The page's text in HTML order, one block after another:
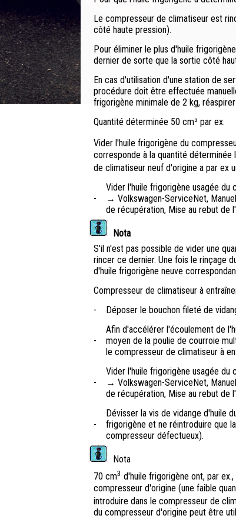
Le compresseur de climatiseur est
côté haute pression).
Pour éliminer le plus d'huile
dernier de sorte que la sortie côté
En cas d'utilisation d'une station de
procédure doit être effectuée
frigorigène minimale de 2 kg,
Quantité déterminée 50 cm³ par ex.
Vider l'huile frigorigène du
corresponde à la quantité
de climatiseur neuf d'origine a par ex
-
Vider l'huile frigorigène usagée du
→ Volkswagen-ServiceNet,
de récupération, Mise au rebut de
Nota
S'il n'est pas possible de vider une
rincer ce dernier. Une fois le rinçage
d'huile frigorigène neuve
Compresseur de climatiseur à
-
Déposer le bouchon fileté de
-
Afin d'accélérer l'écoulement de
moyen de la poulie de courroie
le compresseur de climatiseur à
-
Vider l'huile frigorigène usagée du
→ Volkswagen-ServiceNet,
de récupération, Mise au rebut de
-
Dévisser la vis de vidange d'huile
frigorigène et ne réintroduire que
compresseur défectueux).
Nota
70 cm3 d'huile frigorigène ont, par
compresseur d'origine (une faible
introduire dans le compresseur de
du compresseur d'origine peut être